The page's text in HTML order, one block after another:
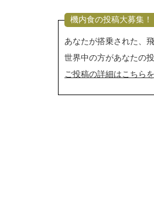
機内食の投稿大募集！
あなたが搭乗された、
世界中の方があなたの
ご投稿の詳細はこちら